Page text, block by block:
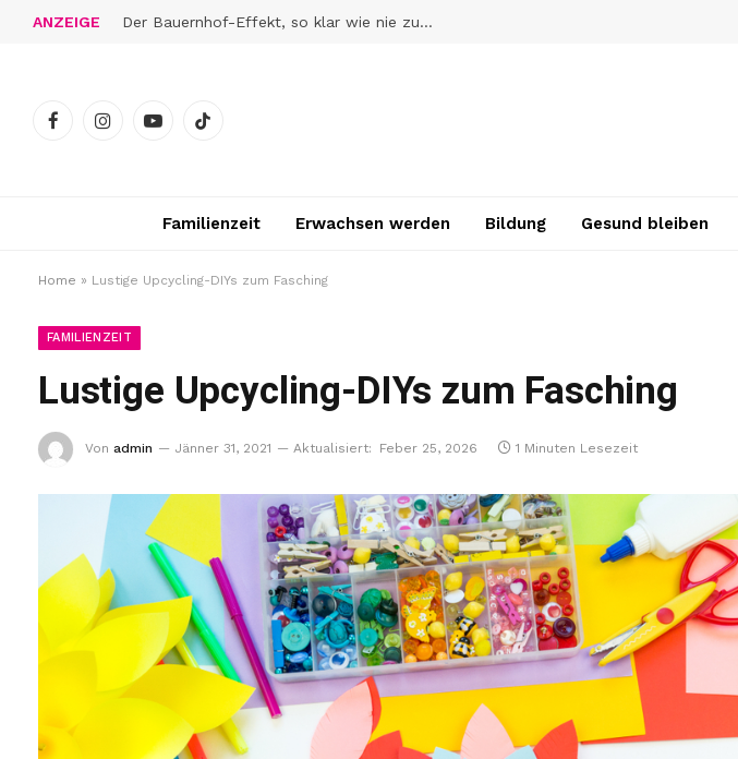
ANZEIGE Der Bauernhof-Effekt, so klar wie nie zuvor
FacebookInstagramYouTubeTikTok
Familienzeit Erwachsen werden Bildung Gesund bleiben
Home » Lustige Upcycling-DIYs zum Fasching
FAMILIENZEIT
Lustige Upcycling-DIYs zum Fasching
Von admin Jänner 31, 2021 Aktualisiert: Feber 25, 2026 1 Minuten Lesezeit